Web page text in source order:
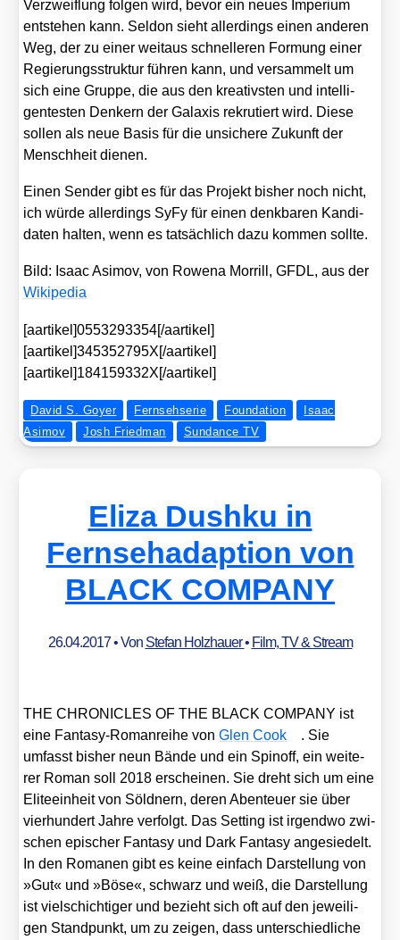
Ver­zweif­lung fol­gen wird, bevor ein neu­es Impe­ri­um
ent­ste­hen kann. Sel­don sieht aller­dings einen ande­ren
Weg, der zu einer weit­aus schnel­le­ren For­mung einer
Regie­rungs­struk­tur füh­ren kann, und ver­sam­melt um
sich eine Grup­pe, die aus den krea­tivs­ten und intel­li­
gen­tes­ten Den­kern der Gala­xis rekru­tiert wird. Die­se
sol­len als neue Basis für die unsi­che­re Zukunft der
Mensch­heit die­nen.
Einen Sen­der gibt es für das Pro­jekt bis­her noch nicht,
ich wür­de aller­dings SyFy für einen denk­ba­ren Kan­di­
da­ten hal­ten, wenn es tat­säch­lich dazu kom­men soll­te.
Bild: Isaac Asi­mov, von Rowe­na Mor­rill, GFDL, aus der
Wiki­pe­dia
[aartikel]0553293354[/aartikel]
[aartikel]345352795X[/aartikel]
[aartikel]184159332X[/aartikel]
David S. Goyer Fernsehserie Foundation
Isaac
Asimov
Josh Friedman Sundance TV
Eliza Dushku in
Fernsehadaption von
BLACK COMPANY
26.04.2017• Von Stefan Holzhauer• Film, TV & Stream
THE CHRONICLES OF THE BLACK COMPANY ist
eine Fan­ta­sy-Roman­rei­he vonGlen Cook
. Sie
umfasst bis­her neun Bän­de und ein Spin­off, ein wei­te­
rer Roman soll 2018 erschei­nen. Sie dreht sich um eine
Eli­te­ein­heit von Söld­nern, deren Aben­teu­er sie über
vier­hun­dert Jah­re ver­folgt. Das Set­ting ist irgend­wo zwi­
schen epi­scher Fan­ta­sy und Dark Fan­ta­sy ange­sie­delt.
In den Roma­nen gibt es kei­ne ein­fach Dar­stel­lung von
»Gut« und »Böse«, schwarz und weiß, die Dar­stel­lung
ist viel­schich­ti­ger und bezieht sich oft auf den jewei­li­
gen Stand­punkt, um zu zei­gen, dass unter­schied­li­che